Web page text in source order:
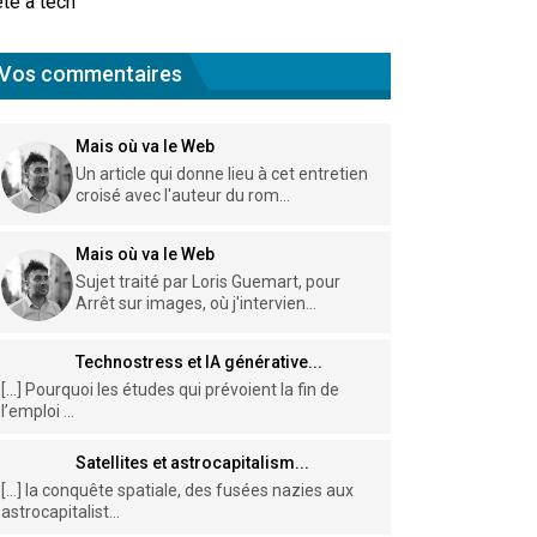
commentaires
Mais où va le Web
Un article qui donne lieu à cet entretien
croisé avec l'auteur du rom...
Mais où va le Web
Sujet traité par Loris Guemart, pour
Arrêt sur images, où j'intervien...
Technostress et IA générative...
[…] Pourquoi les études qui prévoient la fin de
l’emploi ...
Satellites et astrocapitalism...
[…] la conquête spatiale, des fusées nazies aux
astrocapitalist...